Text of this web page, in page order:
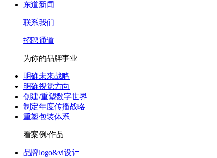
东道新闻
联系我们
招聘通道
为你的品牌事业
明确未来战略
明确视觉方向
创建/重塑数字世界
制定年度传播战略
重塑包装体系
看案例/作品
品牌logo&vi设计